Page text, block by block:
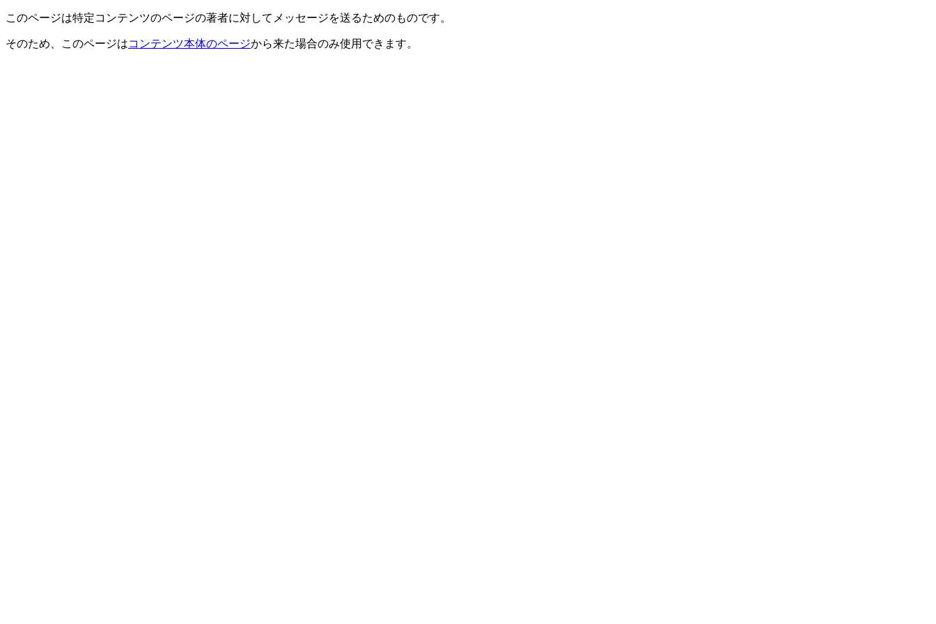
このページは特定コンテンツのページの著者に対してメッセージを送るためのものです。
そのため、このページはコンテンツ本体のページから来た場合のみ使用できます。